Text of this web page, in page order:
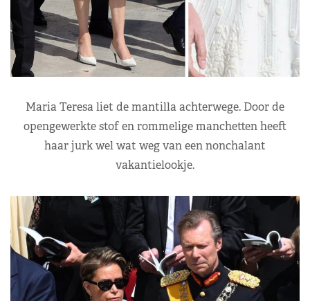
Maria Teresa liet de mantilla achterwege. Door de
opengewerkte stof en rommelige manchetten heeft
haar jurk wel wat weg van een nonchalant
vakantielookje.